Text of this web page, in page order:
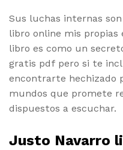
Sus luchas internas
libro online​ mis propias
libro es como un
gratis pdf pero si te
encontrarte hechizado
mundos que promete
dispuestos a escuchar.
Justo Navarro